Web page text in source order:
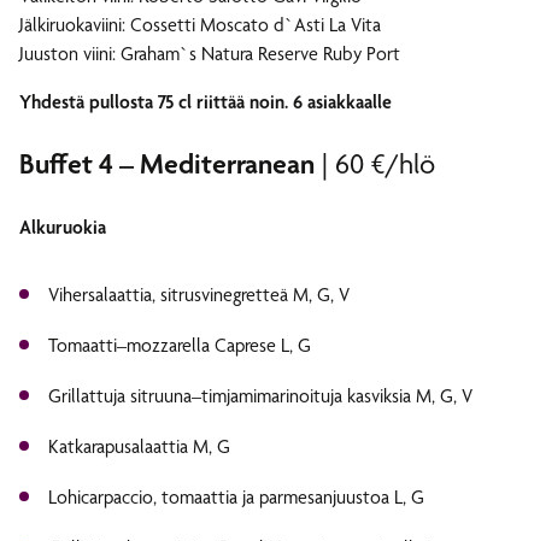
Jälkiruokaviini: Cossetti Moscato d`Asti La Vita
Juuston viini: Graham`s Natura Reserve Ruby Port
Yhdestä pullosta 75 cl riittää noin. 6 asiakkaalle
Buffet 4 – Mediterranean | 60 €/hlö
Alkuruokia
Vihersalaattia, sitrusvinegretteä M, G, V
Tomaatti–mozzarella Caprese L, G
Grillattuja sitruuna–timjamimarinoituja kasviksia M, G, V
Katkarapusalaattia M, G
Lohicarpaccio, tomaattia ja parmesanjuustoa L, G